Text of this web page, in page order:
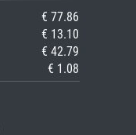
€ 77.86
€ 13.10
€ 42.79
€ 1.08